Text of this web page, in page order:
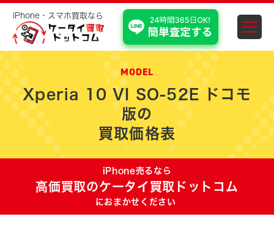
iPhone・スマホ買取なら
スマホ・iPhone買取 埼玉・
MODEL
Xperia 10 VI SO-52E ドコモ
版の
買取価格表
iPhone売るなら
高価買取のケータイ買取ドットコム
におまかせください